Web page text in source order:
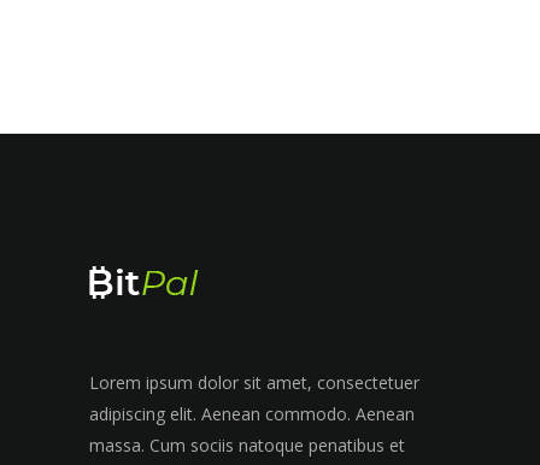
Lorem ipsum dolor sit amet, consectetuer
adipiscing elit. Aenean commodo. Aenean
massa. Cum sociis natoque penatibus et